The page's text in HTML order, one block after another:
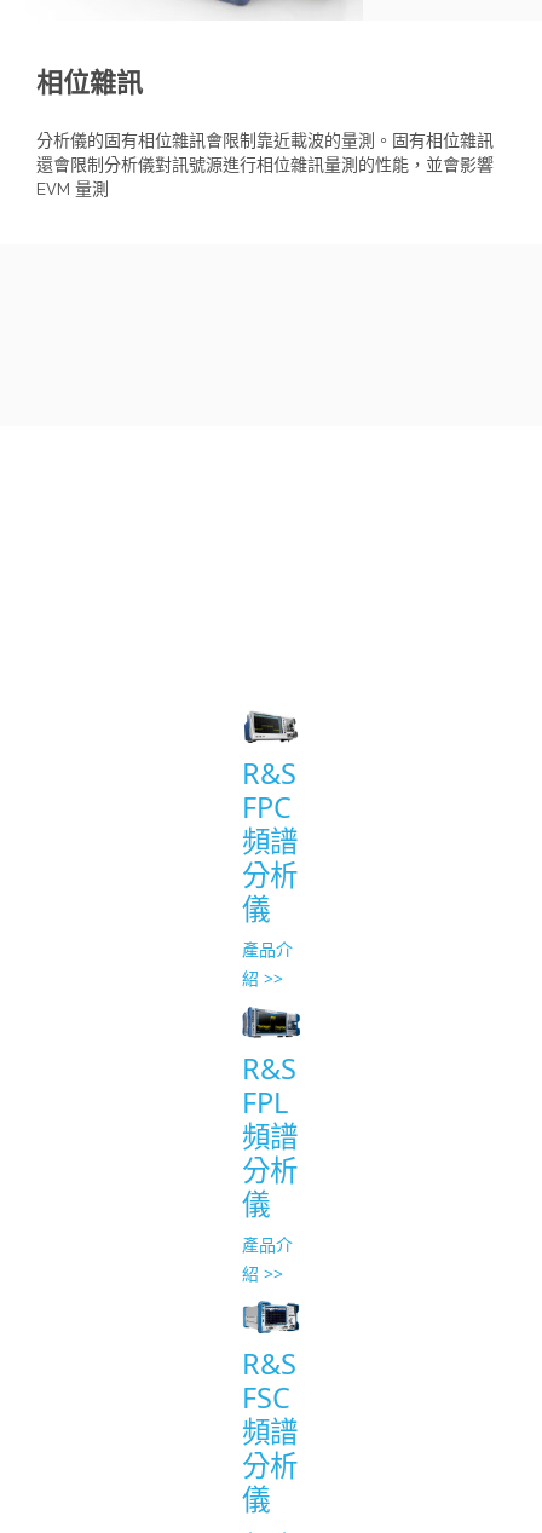
相位雜訊
分析儀的固有相位雜訊會限制靠近載波的量測。固有相位雜訊
還會限制分析儀對訊號源進行相位雜訊量測的性能，並會影響
EVM 量測
R&S
FPC
頻譜
分析
儀
產品介
紹 >>
R&S
FPL
頻譜
分析
儀
產品介
紹 >>
R&S
FSC
頻譜
分析
儀